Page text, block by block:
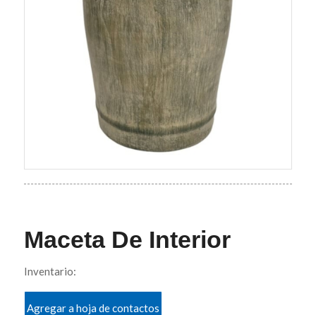
Maceta De Interior
Inventario:
Agregar a hoja de contactos